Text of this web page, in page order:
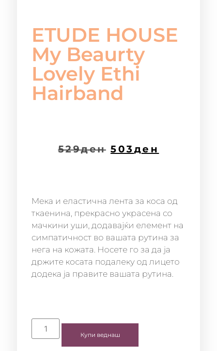
ETUDE HOUSE
My Beaurty
Lovely Ethi
Hairband
529ден 503 ден
Мека и еластична лента за коса од
ткаенина, прекрасно украсена со
мачкини уши, додавајќи елемент на
симпатичност во вашата рутина за
нега на кожата. Носете го за да ја
држите косата подалеку од лицето
додека ја правите вашата рутина.
Купи веднаш